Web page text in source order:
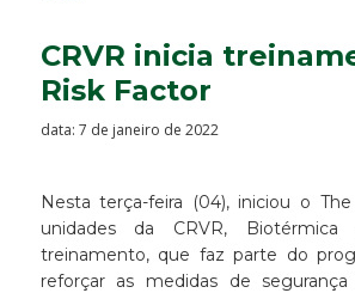
CRVR inicia
Risk Factor
data: 7 de janeiro de 2022
Nesta terça-feira (04), iniciou o
unidades da CRVR,
treinamento, que faz parte do
reforçar as medidas de